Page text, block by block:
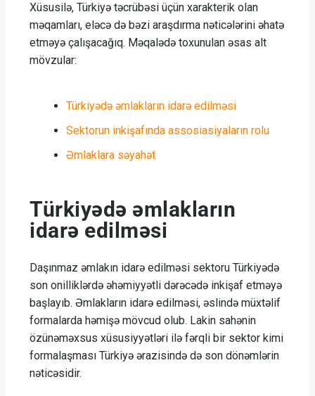
Xüsusilə, Türkiyə təcrübəsi üçün xarakterik olan
məqamları, eləcə də bəzi araşdırma nəticələrini əhatə
etməyə çalışacağıq. Məqalədə toxunulan əsas alt
mövzular:
Türkiyədə əmlakların idarə edilməsi
Sektorun inkişafında assosiasiyaların rolu
Əmlaklara səyahət
Türkiyədə əmlakların
idarə edilməsi
Daşınmaz əmlakın idarə edilməsi sektoru Türkiyədə
son onilliklərdə əhəmiyyətli dərəcədə inkişaf etməyə
başlayıb. Əmlakların idarə edilməsi, əslində müxtəlif
formalarda həmişə mövcud olub. Lakin sahənin
özünəməxsus xüsusiyyətləri ilə fərqli bir sektor kimi
formalaşması Türkiyə ərazisində də son dönəmlərin
nəticəsidir.